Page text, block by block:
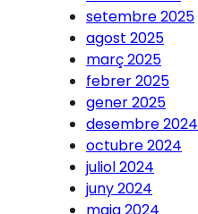
setembre 2025
agost 2025
març 2025
febrer 2025
gener 2025
desembre 2024
octubre 2024
juliol 2024
juny 2024